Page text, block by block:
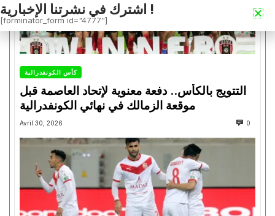
كأس الكونفدرالية
التتويج بالكأس.. دفعة معنوية لإتحاد العاصمة قبل
موقعة الزمالك في نهائي الكونفدرالية
Avril 30, 2026 0
اشترك في نشرتنا الإخبارية !
[forminator_form id="4777"]